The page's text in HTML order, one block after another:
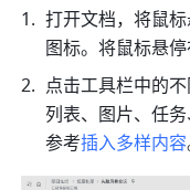
打开文档，将鼠
图标。将鼠标悬
点击工具栏中的
列表、图片、任
参考插入多样内容